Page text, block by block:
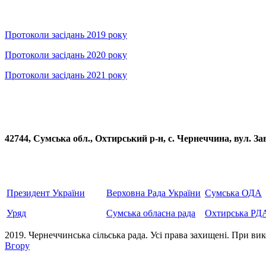
Протоколи засідань 2019 року
Протоколи засідань 2020 року
Протоколи засідань 2021 року
42744, Сумська обл., Охтирський р-н, с. Чернеччина,
Президент України
Уряд
Верховна Рада України
Сумська обласна рада
Сумська ОДА
Охтирська
2019. Чернеччинська сільська рада. Усi права захищенi. При
Вгору